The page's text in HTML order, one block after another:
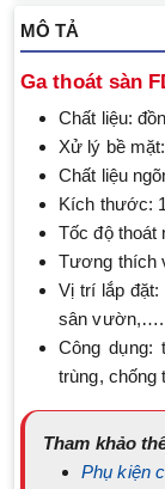
MÔ TẢ
Ga thoát sàn
Chất liệu:
Xử lý bề
Chất liệu
Kích thước:
Tốc độ thoát
Tương thích
Vị trí lắp đặt:
sân vườn,….
Công dụng:
trùng,
Tham khảo
Phụ kiện